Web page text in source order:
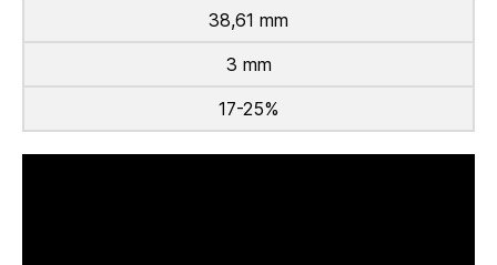
38,61 mm
3 mm
17-25%